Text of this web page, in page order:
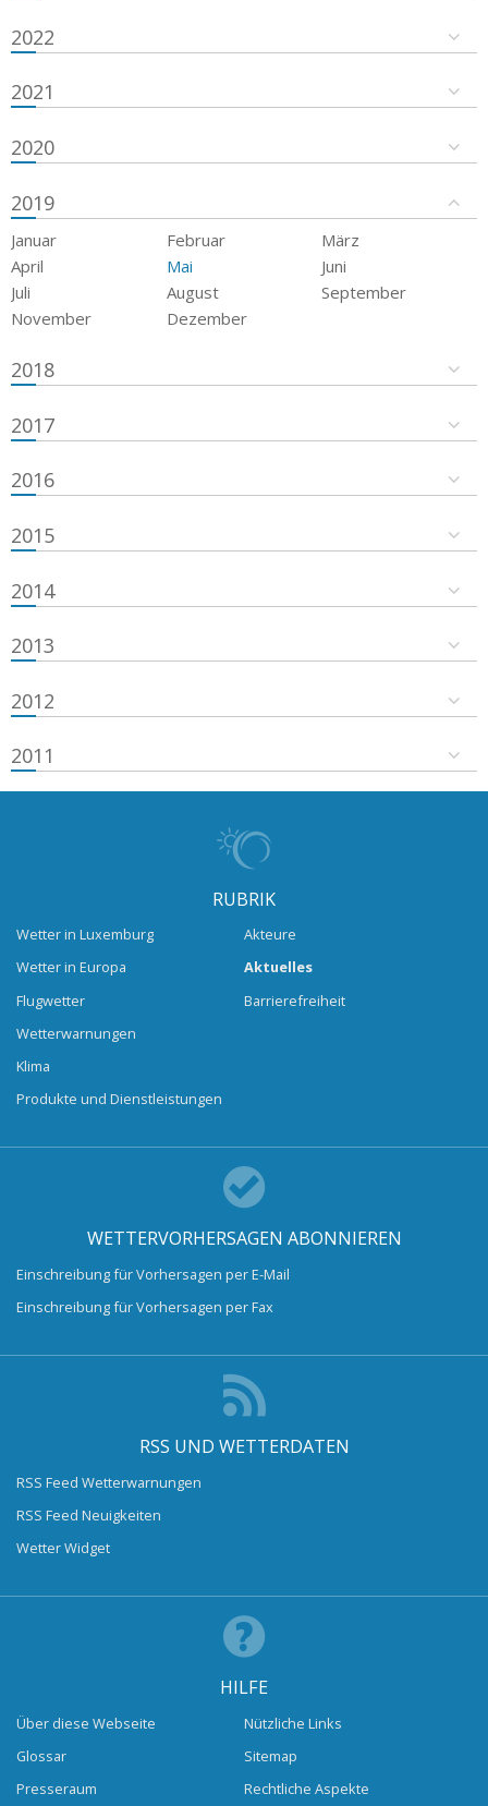
2022
2021
2020
2019
Januar Februar
März
April
Mai
Juni
Juli
August
September
November
Dezember
2018
2017
2016
2015
2014
2013
2012
2011
RUBRIK
Wetter in Luxemburg
Wetter in Europa
Flugwetter
Wetterwarnungen
Klima
Produkte und Dienstleistungen
Akteure
Aktuelles
Barrierefreiheit
WETTERVORHERSAGEN ABONNIEREN
Einschreibung für Vorhersagen per E-Mail
Einschreibung für Vorhersagen per Fax
RSS UND WETTERDATEN
RSS Feed Wetterwarnungen
RSS Feed Neuigkeiten
Wetter Widget
HILFE
Über diese Webseite
Glossar
Presseraum
Nützliche Links
Sitemap
Rechtliche Aspekte